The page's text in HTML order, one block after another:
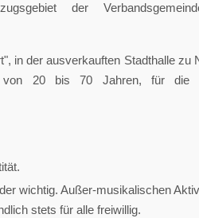
der
in der ausverkauften Stadthalle zu
von 20 bis 70 Jahren, für die
wichtig. Außer-musikalischen
stets für alle freiwillig.